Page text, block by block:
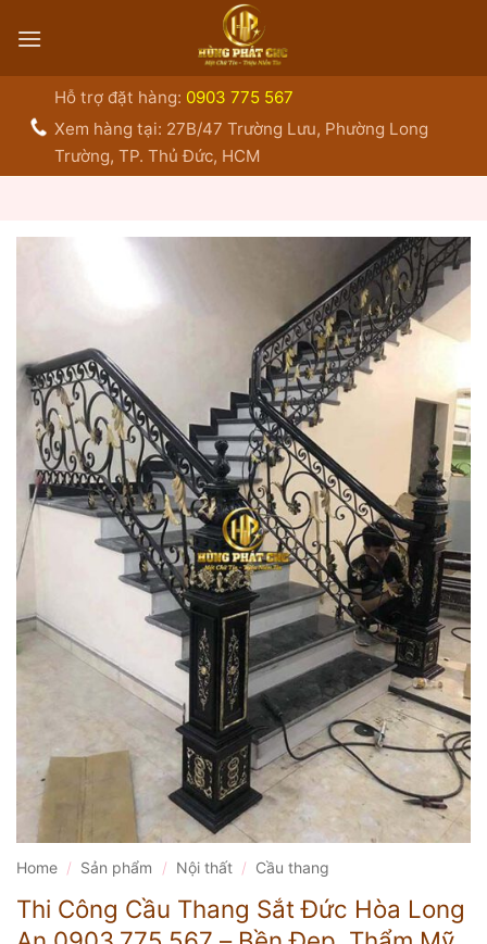
qua
Hỗ trợ đặt hàng: 0903 775 567
Xem hàng tại: 27B/47 Trường Lưu, Phường Long
Trường, TP. Thủ Đức, HCM
Home / Sản phẩm / Nội thất / Cầu thang
Thi Công Cầu Thang Sắt Đức Hòa Long